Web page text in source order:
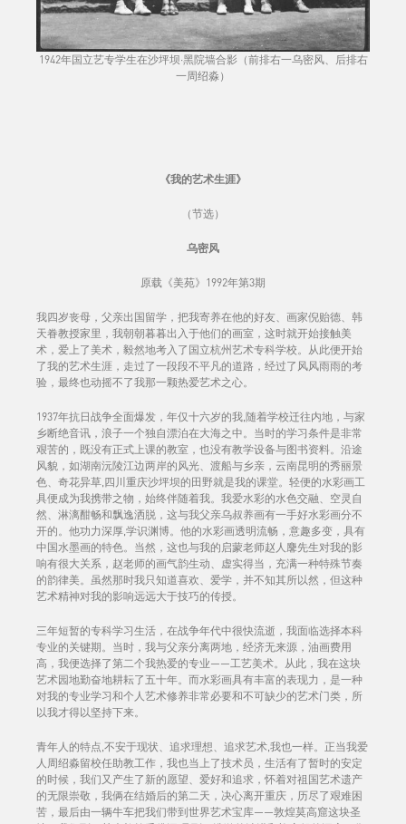
1942年国立艺专学生在沙坪坝·黑院墙合影（前排右一乌密风、后排右
一周绍淼）
《我的艺术生涯》
（节选）
乌密风
原载《美苑》1992年第3期
我四岁丧母，父亲出国留学，把我寄养在他的好友、画家倪贻德、韩
天眷教授家里，我朝朝暮暮出入于他们的画室，这时就开始接触美
术，爱上了美术，毅然地考入了国立杭州艺术专科学校。从此便开始
了我的艺术生涯，走过了一段段不平凡的道路，经过了风风雨雨的考
验，最终也动摇不了我那一颗热爱艺术之心。
1937年抗日战争全面爆发，年仅十六岁的我,随着学校迁往内地，与家
乡断绝音讯，浪子一个独自漂泊在大海之中。当时的学习条件是非常
艰苦的，既没有正式上课的教室，也没有教学设备与图书资料。沿途
风貌，如湖南沅陵江边两岸的风光、渡船与乡亲，云南昆明的秀丽景
色、奇花异草,四川重庆沙坪坝的田野就是我的课堂。轻便的水彩画工
具便成为我携带之物，始终伴随着我。我爱水彩的水色交融、空灵自
然、淋漓酣畅和飘逸洒脱，这与我父亲乌叔养画有一手好水彩画分不
开的。他功力深厚,学识渊博。他的水彩画透明流畅，意趣多变，具有
中国水墨画的特色。当然，这也与我的启蒙老师赵人麐先生对我的影
响有很大关系，赵老师的画气韵生动、虚实得当，充满一种特殊节奏
的韵律美。虽然那时我只知道喜欢、爱学，并不知其所以然，但这种
艺术精神对我的影响远远大于技巧的传授。
三年短暂的专科学习生活，在战争年代中很快流逝，我面临选择本科
专业的关键期。当时，我与父亲分离两地，经济无来源，油画费用
高，我便选择了第二个我热爱的专业——工艺美术。从此，我在这块
艺术园地勤奋地耕耘了五十年。而水彩画具有丰富的表现力，是一种
对我的专业学习和个人艺术修养非常必要和不可缺少的艺术门类，所
以我才得以坚持下来。
青年人的特点,不安于现状、追求理想、追求艺术,我也一样。正当我爱
人周绍淼留校任助教工作，我也当上了技术员，生活有了暂时的安定
的时候，我们又产生了新的愿望、爱好和追求，怀着对祖国艺术遗产
的无限崇敬，我俩在结婚后的第二天，决心离开重庆，历尽了艰难困
苦，最后由一辆牛车把我们带到世界艺术宝库——敦煌莫高窟这块圣